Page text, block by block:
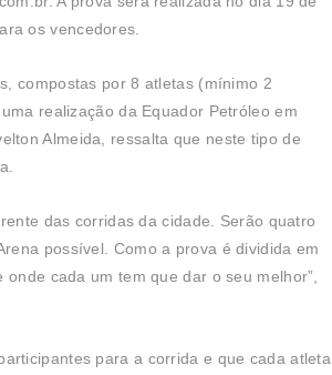
os vencedores.
compostas por 8 atletas (mínimo 2
realização da Equador Petróleo em
Almeida, ressalta que neste tipo de
das corridas da cidade. Serão quatro
possível. Como a prova é dividida em
cada um tem que dar o seu melhor”,
para a corrida e que cada atleta